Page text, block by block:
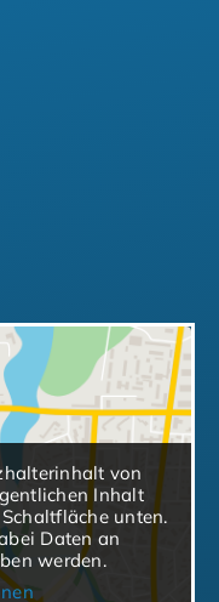
von
Inhalt
unten.
Daten an
werden.